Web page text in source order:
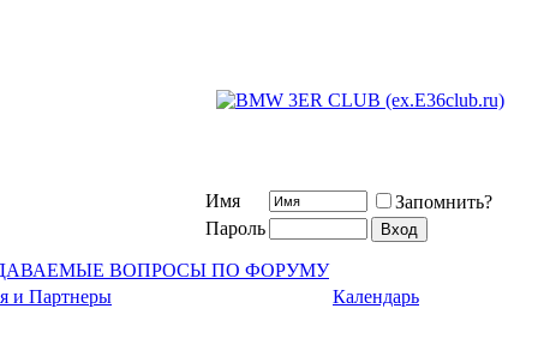
Имя
Запомнить?
Пароль
ВОПРОСЫ ПО ФОРУМУ
и Партнеры
Календарь